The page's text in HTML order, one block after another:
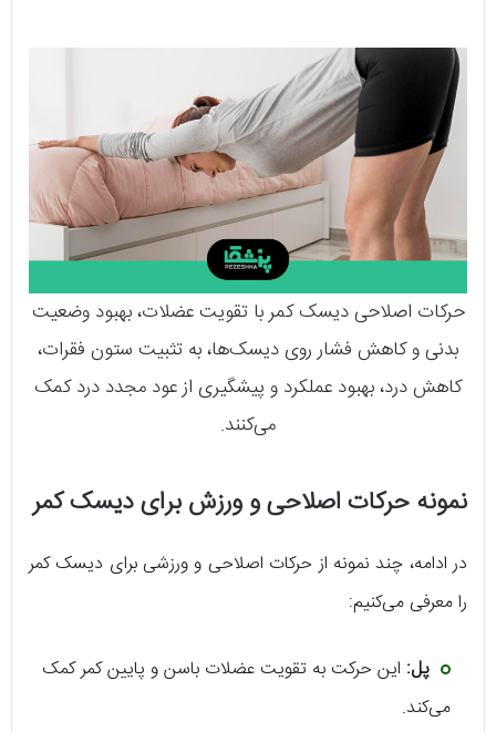
حرکات اصلاحی دیسک کمر با تقویت عضلات، بهبود وضعیت
بدنی و کاهش فشار روی دیسک‌ها، به تثبیت ستون فقرات،
کاهش درد، بهبود عملکرد و پیشگیری از عود مجدد درد کمک
می‌کنند.
نمونه حرکات اصلاحی و ورزش برای دیسک کمر
در ادامه، چند نمونه از حرکات اصلاحی و ورزشی برای دیسک کمر
را معرفی می‌کنیم:
پل: این حرکت به تقویت عضلات باسن و پایین کمر کمک
می‌کند.